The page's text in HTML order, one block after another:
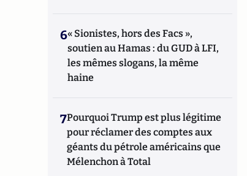
6« Sionistes, hors des Facs »,
soutien au Hamas : du GUD à LFI,
les mêmes slogans, la même
haine
7Pourquoi Trump est plus légitime
pour réclamer des comptes aux
géants du pétrole américains que
Mélenchon à Total